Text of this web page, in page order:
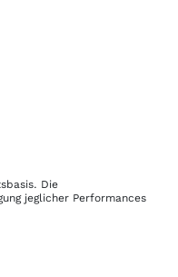
Die
jeglicher Performances